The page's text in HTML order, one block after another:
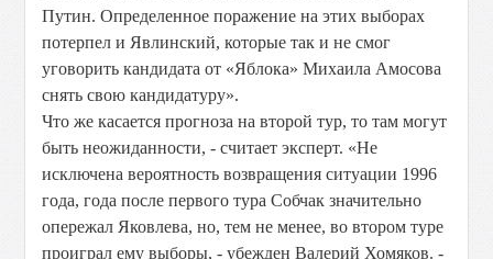
Путин. Определенное поражение на этих выборах
потерпел и Явлинский, которые так и не смог
уговорить кандидата от «Яблока» Михаила Амосова
снять свою кандидатуру».
Что же касается прогноза на второй тур, то там могут
быть неожиданности, - считает эксперт. «Не
исключена вероятность возвращения ситуации 1996
года, года после первого тура Собчак значительно
опережал Яковлева, но, тем не менее, во втором туре
проиграл ему выборы, - убежден Валерий Хомяков. -